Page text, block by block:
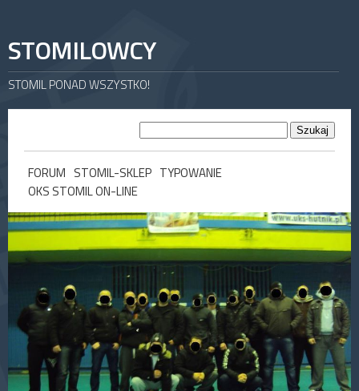
STOMILOWCY
STOMIL PONAD WSZYSTKO!
FORUM STOMIL-SKLEP TYPOWANIE
OKS STOMIL ON-LINE